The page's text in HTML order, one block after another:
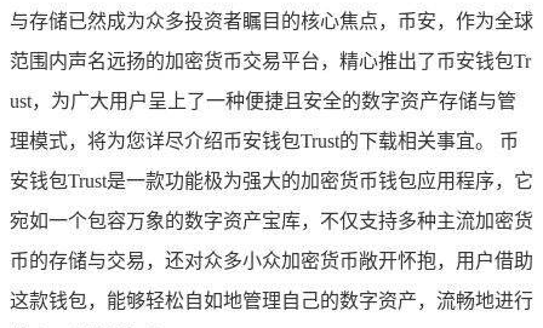
与存储已然成为众多投资者瞩目的核心焦点，币安，作为全球
范围内声名远扬的加密货币交易平台，精心推出了币安钱包Tr
ust，为广大用户呈上了一种便捷且安全的数字资产存储与管
理模式，将为您详尽介绍币安钱包Trust的下载相关事宜。 币
安钱包Trust是一款功能极为强大的加密货币钱包应用程序，它
宛如一个包容万象的数字资产宝库，不仅支持多种主流加密货
币的存储与交易，还对众多小众加密货币敞开怀抱，用户借助
这款钱包，能够轻松自如地管理自己的数字资产，流畅地进行